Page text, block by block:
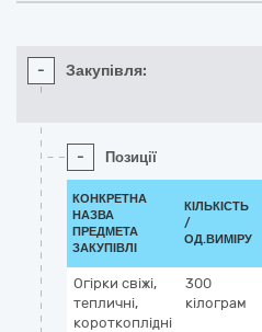
- Закупівля:
- Позиції
КОНКРЕТНА
НАЗВА
ПРЕДМЕТА
ЗАКУПІВЛІ
КІЛЬКІСТЬ
/
ОД.ВИМІРУ
Огірки свіжі,
тепличні,
короткоплідні
300
кілограм